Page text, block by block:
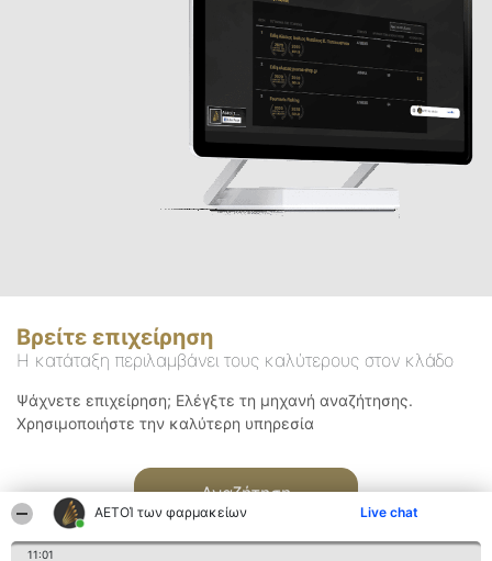
ΑΕΤΟΊ των φαρμακείων Live chat
11:01
Βρείτε επιχείρηση
Η κατάταξη περιλαμβάνει τους καλύτερους στον κλάδο
Ψάχνετε επιχείρηση; Ελέγξτε τη μηχανή αναζήτησης.
Χρησιμοποιήστε την καλύτερη υπηρεσία
Αναζήτηση